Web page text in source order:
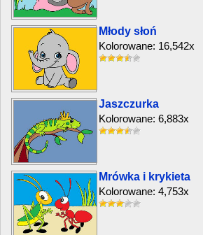
Młody słoń
Kolorowane: 16,542x
Jaszczurka
Kolorowane: 6,883x
Mrówka i krykieta
Kolorowane: 4,753x